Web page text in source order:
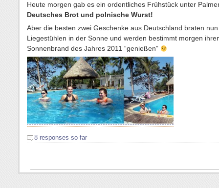
Heute morgen gab es ein ordentliches Frühstück unter
Deutsches Brot und polnische Wurst!
Aber die besten zwei Geschenke aus Deutschland braten
Liegestühlen in der Sonne und werden bestimmt morgen
Sonnenbrand des Jahres 2011 “genießen”
8 responses so far